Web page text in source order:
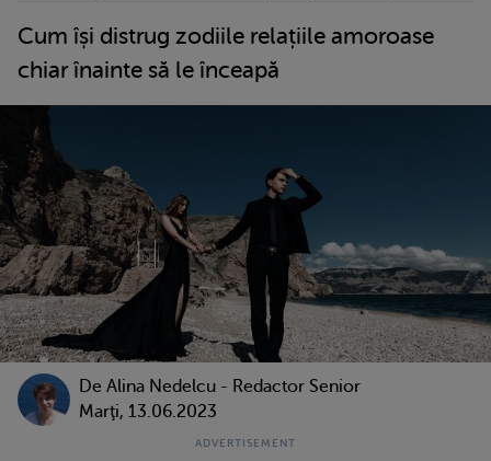
Cum își distrug zodiile relațiile amoroase
chiar înainte să le înceapă
De Alina Nedelcu - Redactor Senior
Marţi, 13.06.2023